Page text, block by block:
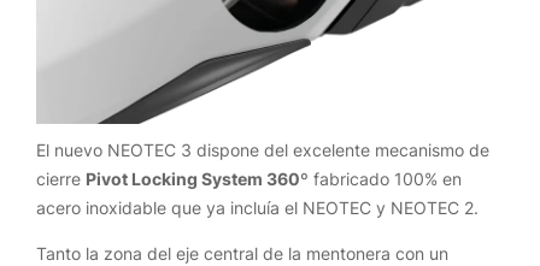
El nuevo NEOTEC 3 dispone del excelente mecanismo de
cierre Pivot Locking System 360º fabricado 100% en
acero inoxidable que ya incluía el NEOTEC y NEOTEC 2.
Tanto la zona del eje central de la mentonera con un